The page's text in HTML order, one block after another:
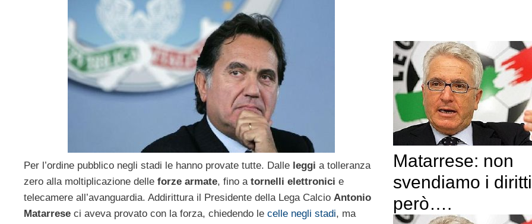
Per l’ordine pubblico negli stadi le hanno provate tutte. Dalle leggi a tolleranza
zero alla moltiplicazione delle forze armate, fino a tornelli elettronici e
telecamere all’avanguardia. Addirittura il Presidente della Lega Calcio Antonio
Matarrese ci aveva provato con la forza, chiedendo le celle negli stadi, ma
Matarrese: non
svendiamo i
però….